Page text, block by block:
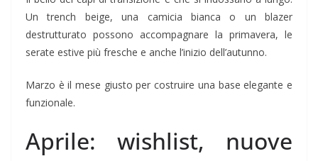
Un trench beige, una camicia bianca o un blazer
destrutturato possono accompagnare la primavera, le
serate estive più fresche e anche l’inizio dell’autunno.
Marzo è il mese giusto per costruire una base elegante e
funzionale.
Aprile: wishlist, nuove